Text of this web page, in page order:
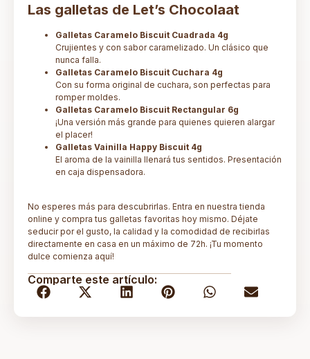
Las galletas de Let’s Chocolaat
Galletas Caramelo Biscuit Cuadrada 4g
Crujientes y con sabor caramelizado. Un clásico que
nunca falla.
Galletas Caramelo Biscuit Cuchara 4g
Con su forma original de cuchara, son perfectas para
romper moldes.
Galletas Caramelo Biscuit Rectangular 6g
¡Una versión más grande para quienes quieren alargar
el placer!
Galletas Vainilla Happy Biscuit 4g
El aroma de la vainilla llenará tus sentidos. Presentación
en caja dispensadora.
No esperes más para descubrirlas. Entra en nuestra tienda
online y compra tus galletas favoritas hoy mismo. Déjate
seducir por el gusto, la calidad y la comodidad de recibirlas
directamente en casa en un máximo de 72h. ¡Tu momento
dulce comienza aquí!
Comparte este artículo: